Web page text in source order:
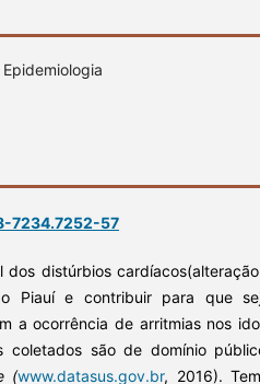
7234.7252-57
dos distúrbios
Piauí e contribuir para que
a ocorrência de arritmias nos
coletados são de domínio
(www.datasus.gov.br, 2016).